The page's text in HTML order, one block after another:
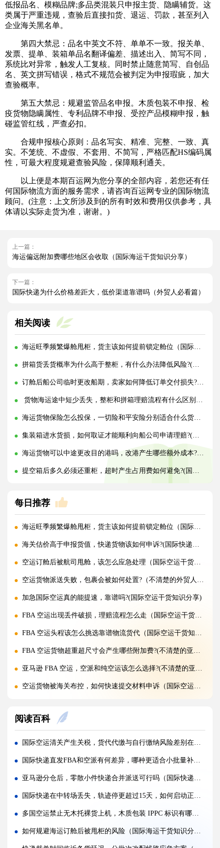
低报品名、模糊品牌;多品类混装只申报主货、隐瞒辅货。这
类属于严重违规，查验后直接扣货、退运、罚款，甚至列入
企业海关黑名单。
第四大禁忌：品名中英文不符、单单不一致。报关单、
发票、提单、装箱单品名翻译偏差、描述出入、简写不同，
系统比对异常，触发人工复核。同时禁止随意简写、自创品
名、英文拼写错误，格式不规范会被判定为申报瑕疵，加大
查验概率。
第五大禁忌：规避监管品名申报。木质包装不申报、检
疫货物隐瞒属性、专利品牌不申报、受控产品模糊申报，触
碰监管红线，严查必扣。
合规申报核心原则：品名写实、精准、完整、一致、真
实。不笼统、不虚假、不套用、不简写，严格匹配HS编码属
性，可最大程度规避查验风险，保障顺利通关。
以上便是本期百运网为您分享的全部内容，若您还有任
何国际物流方面的服务需求，请咨询百运网专业的国际物流
顾问。(注意：上文所涉及到的所有时效和费用仅供参考，具
体请以实际走货为准，谢谢。)
上一篇：
海运偏远附加费哪些地区会收取（国际海运干货知识分享）
下一篇：
国际快递为什么价格差距大，低价渠道靠谱吗（外贸人必看篇）
相关阅读
海运旺季频繁爆舱甩柜，货主该如何提前锁定舱位（国际海运干货知识分享）
拼箱货丢货概率为什么高于整柜，有什么办法降低风险?(国际海运干货知识分享)
订舱后船公司临时更改船期，卖家如何降低订单交付损失?(国际海运干货知识分享)
货物海运途中短少丢失，整柜和拼箱理赔流程有什么区别?(国际海运干货知识分享)
海运货物保险怎么投保，一切险和平安险分别适合什么货物?(国际海运干货知识分享)
集装箱进水货损，如何取证才能顺利向船公司申请理赔?(国际海运干货知识分享)
海运货物可以中途更改目的港吗，改港产生哪些额外成本?(国际海运干货知识分享)
提空箱后多久必须还重柜，超时产生占用费如何避免?(国际海运干货知识分享)
每日推荐
海运旺季频繁爆舱甩柜，货主该如何提前锁定舱位（国际海运干货知识分享）
海关估价高于申报货值，快递货物该如何申诉?(国际快递干货知识分享)
空运订舱后被航司甩舱，该怎么应急处理（国际空运干货知识分享）
空运货物派送失败，包裹会被如何处置?（不清楚的外贸人看过来）
加急国际空运真的能提速，靠谱吗?(国际空运干货知识分享)
FBA 空运出现丢件破损，理赔流程怎么走（国际空运干货知识分享）
FBA 空运头程该怎么挑选靠谱物流货代（国际空运干货知识分享）
FBA 空运货物超重超尺寸会产生哪些附加费?(不清楚的亚马逊卖家看过来)
亚马逊 FBA 空运，空派和纯空运该怎么选择?(不清楚的亚马逊卖家看过来)
空运货物被海关布控，如何快速提交材料申诉（国际空运干货知识分享）
国际空运低申报被海关查到，罚款比例是多少?(国际空运干货知识分享)
国际空运的运单有什么作用，包含哪些关键信息（国际空运干货知识分享）
国内哪些港口是国际空运主流始发机场（国际空运干货知识分享）
什么是泡货、重货，国际空运分别怎么定价（国际空运干货知识分享）
国际空运直达与中转航班，该如何选择（不清楚的外贸人看过来）
国际空运客机和全货机分别适合运什么货物（国际空运干货知识分享）
国际空运直达与中转航班，该如何选择（国际快递干货知识分享）
国际空运完整运输流程分为哪几个步骤（国际空运干货知识分享）
阅读百科
国际空运清关产生关税，货代代缴与自行缴纳风险差别在哪（国际空运干货知识分享）
国际快递直发FBA和空派有何差异，哪种更适合小批量补货（国际快递干货知识分享）
亚马逊分仓后，零散小件快递合并派送可行吗（国际快递干货知识分享）
国际快递在中转场丢失，轨迹停更超过15天，如何启动正式索赔而非登记（国际快递干货知识分享）
多国空运禁止无木托裸货上机，木质包装 IPPC 标识有哪些新规?(国际空运干货知识分享)
如何规避海运订舱后被甩柜的风险（国际海运干货知识分享）